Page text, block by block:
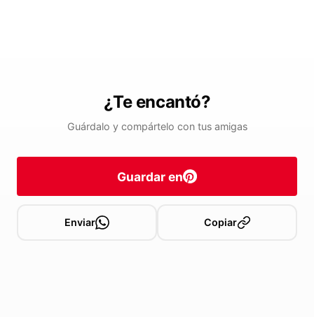
¿Te encantó?
Guárdalo y compártelo con tus amigas
Guardar en
Enviar Copiar